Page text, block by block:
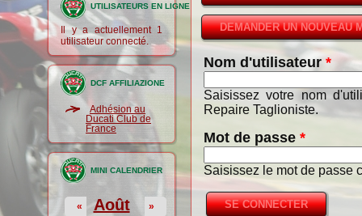
UTILISATEURS EN LIGNE
Il y a actuellement 1
utilisateur connecté.
DCF AFFILIAZIONE
Adhésion au
Ducati Club de
France
MINI CALENDRIER
Août
« »
DEMANDER UN NOUVEAU
Nom d'utilisateur *
Saisissez votre nom
Repaire Taglioniste.
Mot de passe *
Saisissez le mot de passe